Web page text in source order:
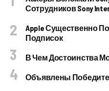
Сотрудников Sony
Apple Существенно
Подписок
В Чем Достоинства
Объявлены